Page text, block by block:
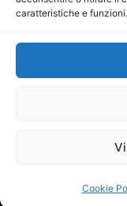
caratteristiche e funzioni.
Cookie
Mercurio
iscritta al
Sito gestito da